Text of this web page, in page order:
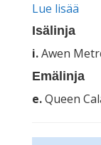
Lue lisää
Isälinja
i.Awen
Emälinja
e.Queen